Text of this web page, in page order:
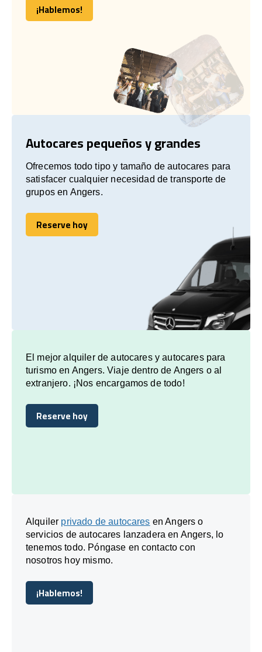
¡Hablemos!
¡Hablemos!
Autocares pequeños y grandes
Ofrecemos todo tipo y tamaño de autocares para
satisfacer cualquier necesidad de transporte de
grupos en Angers.
Reserve hoy
Reserve hoy
El mejor alquiler de autocares y autocares para
turismo en Angers. Viaje dentro de Angers o al
extranjero. ¡Nos encargamos de todo!
Reserve hoy
Reserve hoy
Alquiler privado de autocares en Angers o
servicios de autocares lanzadera en Angers, lo
tenemos todo. Póngase en contacto con
nosotros hoy mismo.
¡Hablemos!
¡Hablemos!